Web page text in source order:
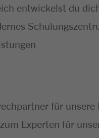
entwickelst du
für
Experten für